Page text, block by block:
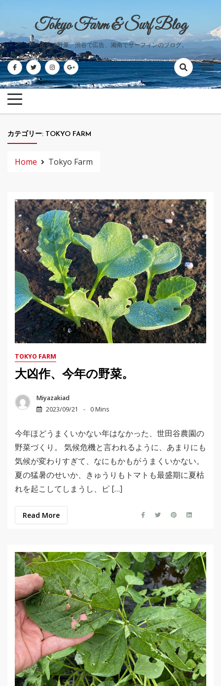
content
Tokyo Farm & Surf Blog
世田谷で野菜、渋谷で広告、湘南でサーフィンのブログ。
カテゴリー: TOKYO FARM
Home Tokyo Farm
TOKYO FARM
大凶作、今年の野菜。
Miyazakiad
2023/09/21
0 Mins
今年ほどうまくいかない年はなかった、世田谷農園の
野菜づくり。 気候危機と言われるように、あまりにも
気候が変わりすぎて、なにもかもがうまくいかない。
夏の猛暑のせいか、きゅうりもトマトも最盛期に夏枯
れを起こしてしまうし、ピ […]
Read More